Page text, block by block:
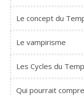
Le concept du
Le vampirisme
Les Cycles du
Qui pourrait